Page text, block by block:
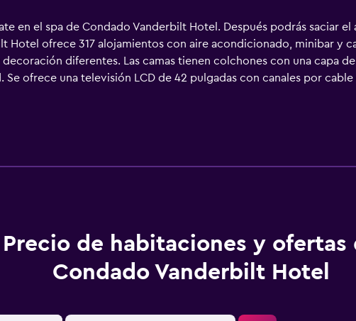
en el spa de Condado Vanderbilt Hotel. Después podrás saciar
Hotel ofrece 317 alojamientos con aire acondicionado, minibar y
diferentes. Las camas tienen colchones con una capa
Se ofrece una televisión LCD de 42 pulgadas con canales por
Los baños están dotados de albornoces, zapatillas, artículos
Juan ofrece acceso a Internet por cable y wifi gratis. Los servicios
Precio de habitaciones y ofertas
Condado Vanderbilt Hotel